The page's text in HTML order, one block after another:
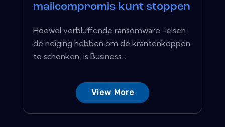
mailcompromis kunt stoppen
Hoewel verbluffende ransomware -eisen
de neiging hebben om de krantenkoppen
te schenken, is Business...
View More